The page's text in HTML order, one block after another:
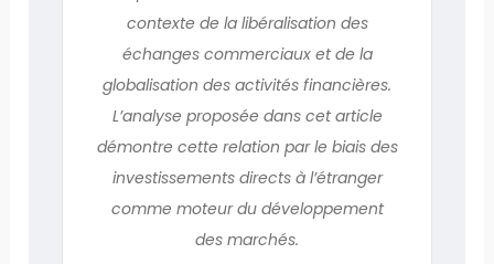
contexte de la libéralisation des
échanges commerciaux et de la
globalisation des activités financières.
L’analyse proposée dans cet article
démontre cette relation par le biais des
investissements directs à l’étranger
comme moteur du développement
des marchés.